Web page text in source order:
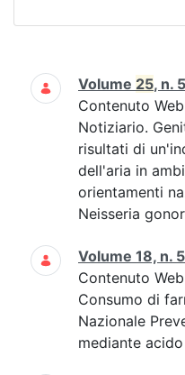
Ricerca
Volume 25, n. 5
Contenuto Web
Notiziario.
risultati di
dell'aria in
orientamenti
Neisseria
Volume 18, n. 5
Contenuto Web
Consumo di
Nazionale
mediante